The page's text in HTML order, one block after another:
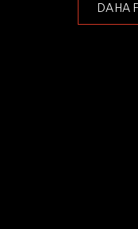
DAHA